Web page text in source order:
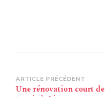
Navigation
ARTICLE PRÉCÉDENT
Une rénovation court de